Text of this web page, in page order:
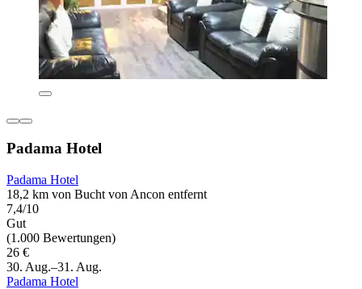
Padama Hotel
Padama Hotel
18,2 km von Bucht von Ancon entfernt
7,4/10
Gut
(1.000 Bewertungen)
26 €
30. Aug.–31. Aug.
Padama Hotel